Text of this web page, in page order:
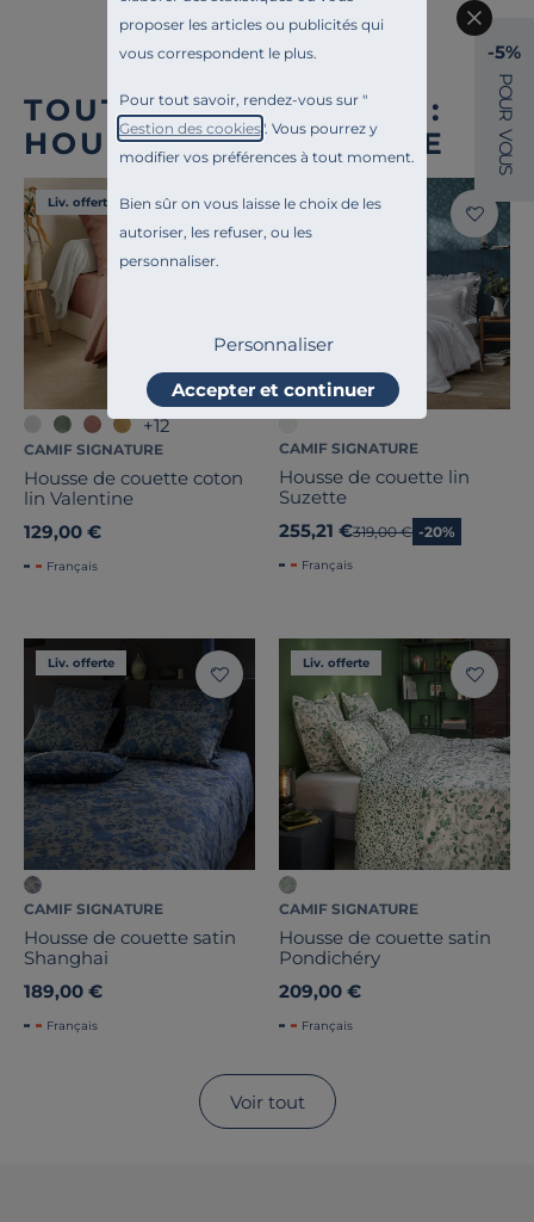
proposer les articles ou publicités qui
vous correspondent le plus.
Pour tout savoir, rendez-vous sur "
Gestion des cookies". Vous pourrez y
modifier vos préférences à tout moment.
Bien sûr on vous laisse le choix de les
autoriser, les refuser, ou les
personnaliser.
Personnaliser
Accepter et continuer
TOUTE NOTRE OFFRE :
HOUSSES DE COUETTE
Liv. offerte
+12
CAMIF SIGNATURE
Housse de couette coton
lin Valentine
129,00 €
Français
Liv. offerte
CAMIF SIGNATURE
Housse de couette lin
Suzette
255,21 €Ancien prix
319,00 € -20%
Français
Liv. offerte
CAMIF SIGNATURE
Housse de couette satin
Shanghai
189,00 €
Français
Liv. offerte
CAMIF SIGNATURE
Housse de couette satin
Pondichéry
209,00 €
Français
Voir tout
-5%
P
O
U
R
V
O
U
S